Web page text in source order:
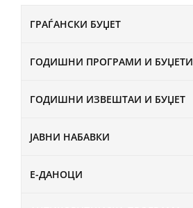
ГРАЃАНСКИ БУЏЕТ
ГОДИШНИ ПРОГРАМИ И БУЏЕТИ
ГОДИШНИ ИЗВЕШТАИ И БУЏЕТ
ЈАВНИ НАБАВКИ
Е-ДАНОЦИ